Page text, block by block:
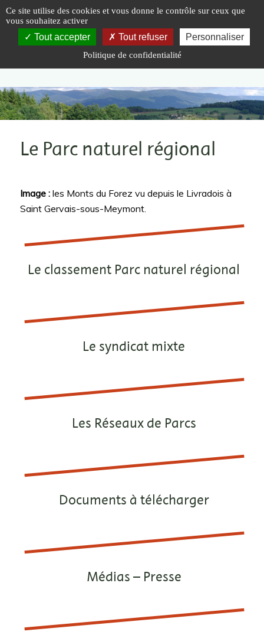
Accueil | Le Parc naturel régional
Le Parc naturel régional
Image :les Monts du Forez vu depuis le Livradois à
Saint Gervais-sous-Meymont.
Le classement Parc naturel régional
Le syndicat mixte
Les Réseaux de Parcs
Documents à télécharger
Médias – Presse
Panneau de gestion des cookies
Ce site utilise des cookies et vous donne le contrôle sur ceux que
vous souhaitez activer
Tout accepter Tout refuser Personnaliser
Politique de confidentialité